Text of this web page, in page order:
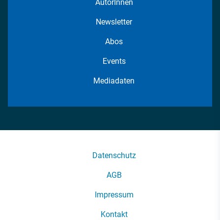
AutorInnen
Newsletter
Abos
Events
Mediadaten
Datenschutz
AGB
Impressum
Kontakt